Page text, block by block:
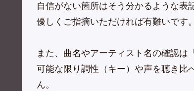
自信がない箇所はそう分かるような表
優しくご指摘いただければ有難いです。
また、曲名やアーティスト名の確認は
可能な限り調性（キー）や声を聴き比
ん。